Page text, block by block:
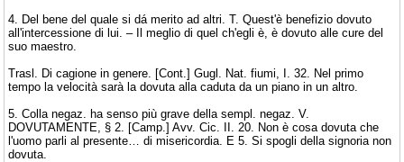
4. Del bene del quale si dá merito ad altri. T. Quest'è benefizio dovuto
all'intercessione di lui. – Il meglio di quel ch'egli è, è dovuto alle cure del
suo maestro.
Trasl. Di cagione in genere. [Cont.] Gugl. Nat. fiumi, I. 32. Nel primo
tempo la velocità sarà la dovuta alla caduta da un piano in un altro.
5. Colla negaz. ha senso più grave della sempl. negaz. V.
DOVUTAMENTE, § 2. [Camp.] Avv. Cic. II. 20. Non è cosa dovuta che
l'uomo parli al presente… di misericordia. E 5. Si spogli della signoria non
dovuta.